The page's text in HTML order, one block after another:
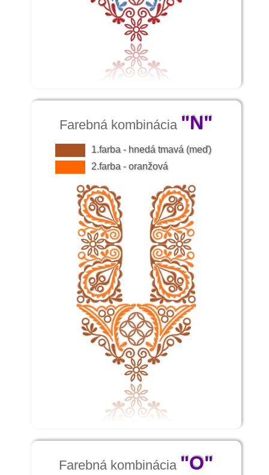
Farebná kombinácia "N"
1.farba - hnedá tmavá (meď)
2.farba - oranžová
Farebná kombinácia "O"